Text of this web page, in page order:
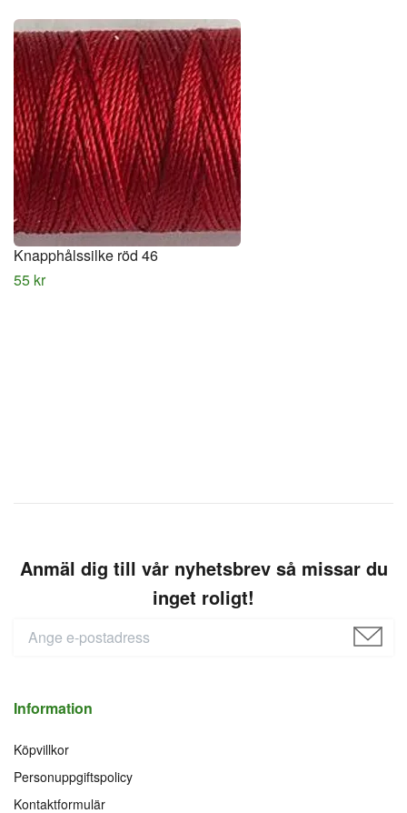
Knapphålssilke röd 46
55 kr
Anmäl dig till vår nyhetsbrev så missar du
inget roligt!
Information
Köpvillkor
Personuppgiftspolicy
Kontaktformulär